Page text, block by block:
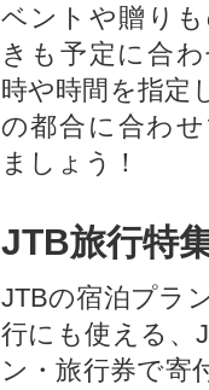
ベントや贈り
きも予定に合
時や時間を指定
の都合に合わ
ましょう！
JTB旅行特
JTBの宿泊プラ
行にも使える、
ン・旅行券で寄